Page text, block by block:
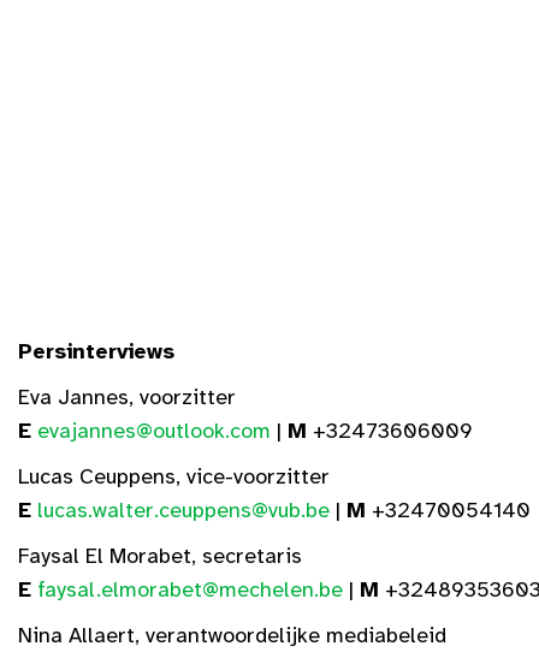
Persinterviews
Eva Jannes, voorzitter
E evajannes@outlook.com | M +32473606009
Lucas Ceuppens, vice-voorzitter
E lucas.walter.ceuppens@vub.be | M +32470054140
Faysal El Morabet, secretaris
E faysal.elmorabet@mechelen.be | M
Nina Allaert, verantwoordelijke mediabeleid